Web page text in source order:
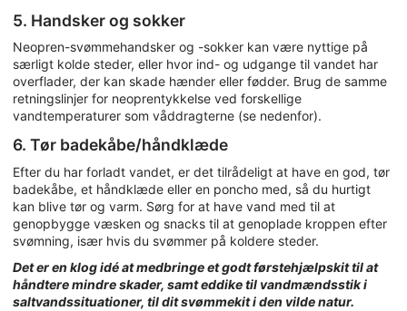
5. Handsker og sokker
Neopren-svømmehandsker og -sokker kan være nyttige på
særligt kolde steder, eller hvor ind- og udgange til vandet har
overflader, der kan skade hænder eller fødder. Brug de samme
retningslinjer for neoprentykkelse ved forskellige
vandtemperaturer som våddragterne (se nedenfor).
6. Tør badekåbe/håndklæde
Efter du har forladt vandet, er det tilrådeligt at have en god, tør
badekåbe, et håndklæde eller en poncho med, så du hurtigt
kan blive tør og varm. Sørg for at have vand med til at
genopbygge væsken og snacks til at genoplade kroppen efter
svømning, især hvis du svømmer på koldere steder.
Det er en klog idé at medbringe et godt førstehjælpskit til at
håndtere mindre skader, samt eddike til vandmændsstik i
saltvandssituationer, til dit svømmekit i den vilde natur.